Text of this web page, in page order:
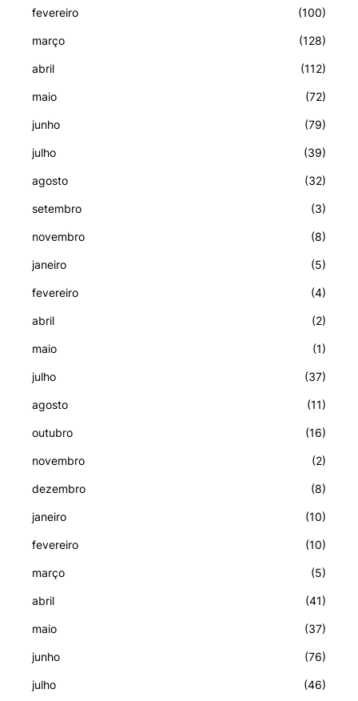
fevereiro (100)
março (128)
abril (112)
maio (72)
junho (79)
julho (39)
agosto (32)
setembro (3)
novembro (8)
janeiro (5)
fevereiro (4)
abril (2)
maio (1)
julho (37)
agosto (11)
outubro (16)
novembro (2)
dezembro (8)
janeiro (10)
fevereiro (10)
março (5)
abril (41)
maio (37)
junho (76)
julho (46)